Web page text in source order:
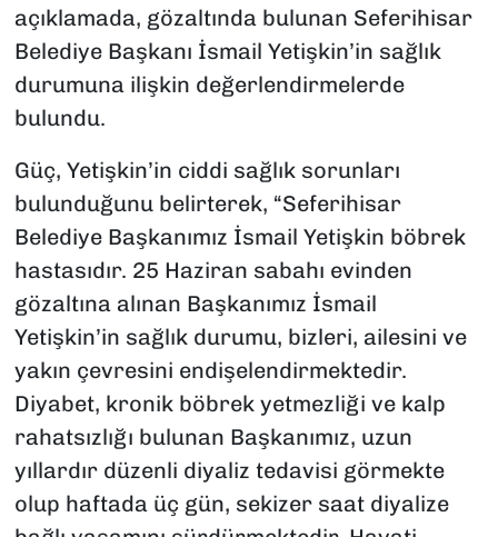
açıklamada, gözaltında bulunan Seferihisar
Belediye Başkanı İsmail Yetişkin’in sağlık
durumuna ilişkin değerlendirmelerde
bulundu.
Güç, Yetişkin’in ciddi sağlık sorunları
bulunduğunu belirterek, “Seferihisar
Belediye Başkanımız İsmail Yetişkin böbrek
hastasıdır. 25 Haziran sabahı evinden
gözaltına alınan Başkanımız İsmail
Yetişkin’in sağlık durumu, bizleri, ailesini ve
yakın çevresini endişelendirmektedir.
Diyabet, kronik böbrek yetmezliği ve kalp
rahatsızlığı bulunan Başkanımız, uzun
yıllardır düzenli diyaliz tedavisi görmekte
olup haftada üç gün, sekizer saat diyalize